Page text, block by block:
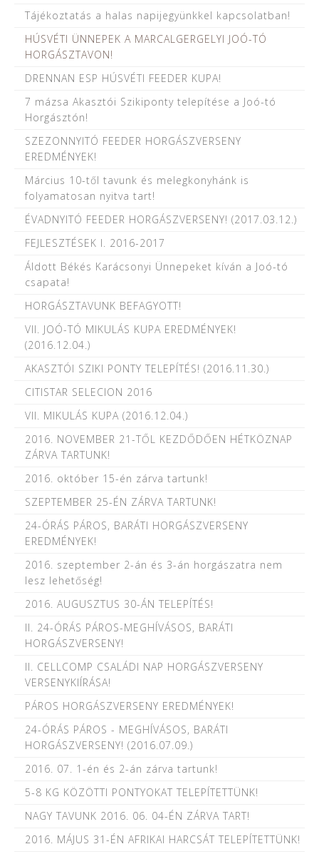
Tájékoztatás a halas napijegyünkkel kapcsolatban!
HÚSVÉTI ÜNNEPEK A MARCALGERGELYI JOÓ-TÓ
HORGÁSZTAVON!
DRENNAN ESP HÚSVÉTI FEEDER KUPA!
7 mázsa Akasztói Szikiponty telepítése a Joó-tó
Horgásztón!
SZEZONNYITÓ FEEDER HORGÁSZVERSENY
EREDMÉNYEK!
Március 10-től tavunk és melegkonyhánk is
folyamatosan nyitva tart!
ÉVADNYITÓ FEEDER HORGÁSZVERSENY! (2017.03.12.)
FEJLESZTÉSEK I. 2016-2017
Áldott Békés Karácsonyi Ünnepeket kíván a Joó-tó
csapata!
HORGÁSZTAVUNK BEFAGYOTT!
VII. JOÓ-TÓ MIKULÁS KUPA EREDMÉNYEK!
(2016.12.04.)
AKASZTÓI SZIKI PONTY TELEPÍTÉS! (2016.11.30.)
CITISTAR SELECION 2016
VII. MIKULÁS KUPA (2016.12.04.)
2016. NOVEMBER 21-TŐL KEZDŐDŐEN HÉTKÖZNAP
ZÁRVA TARTUNK!
2016. október 15-én zárva tartunk!
SZEPTEMBER 25-ÉN ZÁRVA TARTUNK!
24-ÓRÁS PÁROS, BARÁTI HORGÁSZVERSENY
EREDMÉNYEK!
2016. szeptember 2-án és 3-án horgászatra nem
lesz lehetőség!
2016. AUGUSZTUS 30-ÁN TELEPÍTÉS!
II. 24-ÓRÁS PÁROS-MEGHÍVÁSOS, BARÁTI
HORGÁSZVERSENY!
II. CELLCOMP CSALÁDI NAP HORGÁSZVERSENY
VERSENYKIÍRÁSA!
PÁROS HORGÁSZVERSENY EREDMÉNYEK!
24-ÓRÁS PÁROS - MEGHÍVÁSOS, BARÁTI
HORGÁSZVERSENY! (2016.07.09.)
2016. 07. 1-én és 2-án zárva tartunk!
5-8 KG KÖZÖTTI PONTYOKAT TELEPÍTETTÜNK!
NAGY TAVUNK 2016. 06. 04-ÉN ZÁRVA TART!
2016. MÁJUS 31-ÉN AFRIKAI HARCSÁT TELEPÍTETTÜNK!